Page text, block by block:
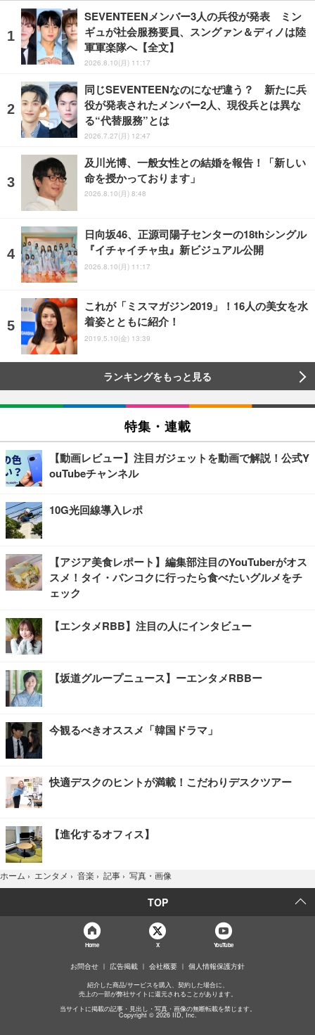
SEVENTEENメンバー3人の兵役が発表 ミン
ギュが社会服務要員、スングァン＆ディノは陸
軍軍楽隊へ【全文】
2026.8.10(月) 11:17
同じSEVENTEENなのになぜ違う？ 新たに兵
役が発表されたメンバー2人、現役兵とは異な
る“代替服務”とは
2026.7.27(月) 12:47
及川光博、一般女性との結婚を報告！「新しい
命を授かっております」
2026.8.10(月) 8:48
日向坂46、正源司陽子センターの18thシングル
『イチャイチャ虫』新ビジュアル公開
2026.8.10(月) 11:17
これが「ミスマガジン2019」！16人の美女を水
着姿とともに紹介！
2019.5.10(金) 13:39
ランキングをもっと見る
特集・連載
【動画レビュー】注目ガジェットを動画で解説！公式Y
ouTubeチャンネル
10G光回線導入レポ
【アジア美食レポート】編集部注目のYouTuberがオス
スメ！タイ・バンコクに行ったら食べたいグルメをチ
ェック
【エンタメRBB】注目の人にインタビュー
【坂道グループニュース】ーエンタメRBBー
今観るべきオススメ「韓国ドラマ」
快適デスクのヒントが満載！こだわりデスクツアー
【進化するオフィス】
ホーム › エンタメ › 音楽 › 記事 › 写真・画像
TOP
Home X YouTube
お問合せ 広告掲載 会社概要 個人情報保護方針
紹介した商品/サービスを購入、契約した場合に、
売上の一部が弊社サイトに還元されることがあります。
当サイトに掲載の記事・見出し・写真・画像の無断転載を禁じます。
Copyright © 2026 IID, Inc.